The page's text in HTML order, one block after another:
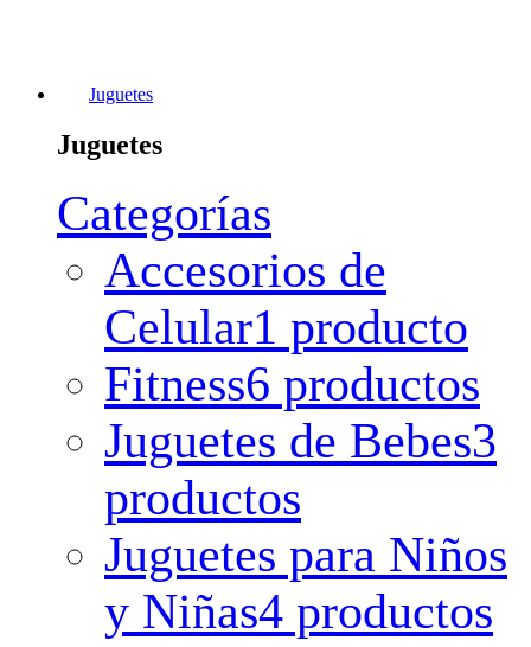
Juguetes
Juguetes
Categorías
Accesorios de
Celular1 producto
Fitness6 productos
Juguetes de Bebes3
productos
Juguetes para Niños
y Niñas4 productos